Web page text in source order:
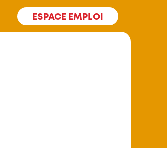
ESPACE EMPLOI